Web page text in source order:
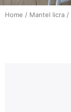
Home / Mantel licra /